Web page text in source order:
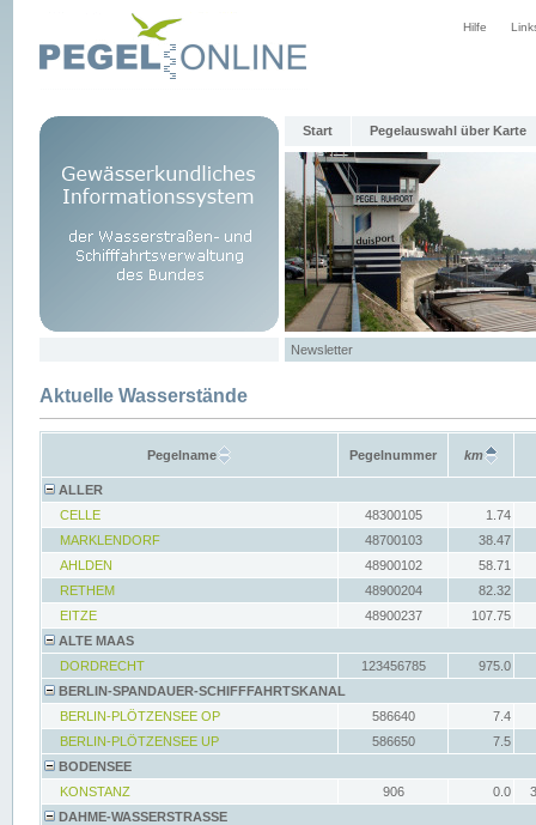
Hilfe
Start Pegelauswahl über Karte
Newsletter
Aktuelle Wasserstände
Pegelname Pegelnummer km
ALLER
CELLE
48300105
1.74
MARKLENDORF
48700103
38.47
AHLDEN
48900102
58.71
RETHEM
48900204
82.32
EITZE
48900237
107.75
ALTE MAAS
DORDRECHT
123456785
975.0
BERLIN-SPANDAUER-SCHIFFFAHRTSKANAL
BERLIN-PLÖTZENSEE OP
586640
7.4
BERLIN-PLÖTZENSEE UP
586650
7.5
BODENSEE
KONSTANZ
906 0.0
DAHME-WASSERSTRASSE